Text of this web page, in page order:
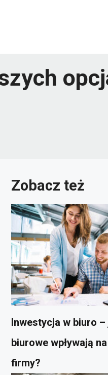
Zobacz też
Inwestycja w biuro
biurowe wpływają
firmy?